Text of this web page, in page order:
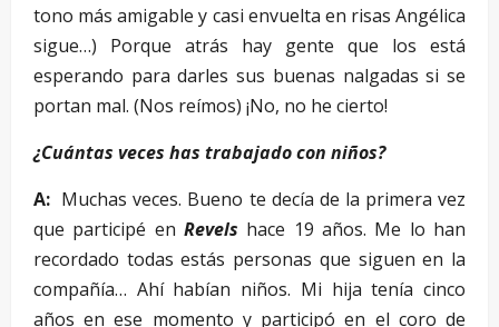
tono más amigable y casi envuelta en risas Angélica
sigue…) Porque atrás hay gente que los está
esperando para darles sus buenas nalgadas si se
portan mal. (Nos reímos) ¡No, no he cierto!
¿Cuántas veces has trabajado con niños?
A: Muchas veces. Bueno te decía de la primera vez
que participé en Revels hace 19 años. Me lo han
recordado todas estás personas que siguen en la
compañía… Ahí habían niños. Mi hija tenía cinco
años en ese momento y participó en el coro de